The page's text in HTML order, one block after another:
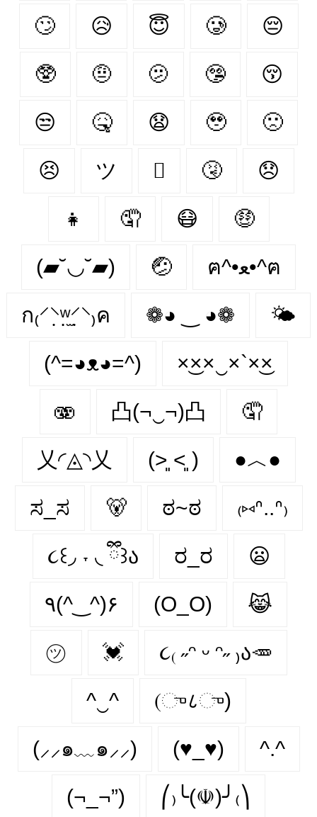
🙄 😥 😇 🥲 😔
🥸 🤨 🫤 🤥 😚
😒 🤒 😧 🥹 🙁
😣 ツ 🫩 🤧 😞
👧 🤦‍ 😷 🤑
(▰˘◡˘▰) 🤕 ฅ^•ﻌ•^ฅ
ก₍⸍⸌̣ʷ̣̫⸍̣⸌₎ค ❁◕ ‿ ◕❁ 🌤
(^=◕ᴥ◕=^) ×͜××‿×`×͜×
🫨 凸(¬‿¬)凸 🤦
乂◜◬◝乂 (˃͈ ˂͈ ) ●︿●
ಸ_ಸ 🐻 ಠ~ಠ ₍⑅ᐢ..ᐢ₎
૮꒰◞ ˕ ◟ ྀི꒱ა ರ_ರ 😦
٩(^‿^)۶ (O_O) 😹
㋡ 💓 ૮₍ ˶ᵔ ᵕ ᵔ˶ ₎ა🥕
^‿^ (ு८ு)
(⸝⸝๑﹏๑⸝⸝) (♥_♥) ^.^
(¬_¬”) ⎛₎╰(☫)╯₍⎞